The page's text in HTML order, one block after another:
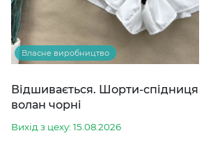
Власне виробництво
Відшивається. Шорти-спідниця
волан чорні
Вихід з цеху: 15.08.2026